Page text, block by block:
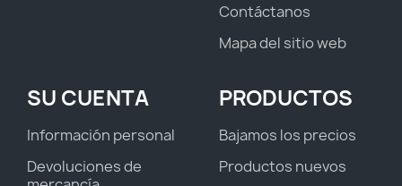
Contáctanos
Mapa del sitio web
SU CUENTA
Información personal
Devoluciones de
PRODUCTOS
Bajamos los precios
Productos nuevos